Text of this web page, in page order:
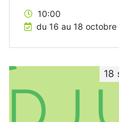
10:00
du 16 au 18 octobre
18